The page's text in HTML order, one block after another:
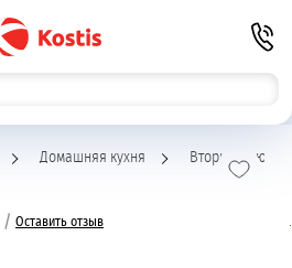
Домашняя кухня Вторые блюда
/ Оставить отзыв